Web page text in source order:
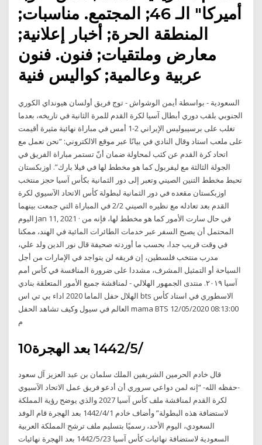
أميركا" الـ 46; المجتمع. مناسبات;
المنطقة الحرة; أخبار إعلانية;
معارض وملتقيات; فنون. فنون
عربية وعالمية; كواليس فنية
السعودية - بواسطة أيمن الوشواش - توج فريق أولسان هيونداي الكوري
الجنوبي بلقب دوري أبطال آسيا لكرة القدم للمرة الثانية في تاريخه، بعدما
تغلب على برسيبوليس الإيراني 2-1 أمس في مباراة نهائية مثيرة أقيمت
على ملعب استاد وقال النادي في بيانًا عبر موقع الالكتروني: “نحن نعمل مع
اتحاد كرة القدم عن كثب لمحاولة ضمان أنّ تستمر مباراة الفريق في
الجولة الثالثة مع ليفربول كما هو مخطط لها في فيلا بارك”. اوزبكستان
تحبط مخطط التنين الصيني وتعبر إلى دور الثمانية بكأس آسيا حجز منتخب
اوزبكستان مقعده في دور الثمانية لبطولة كأس الاتحاد الآسيوي لكرة
القدم بعد تعادله مع نظيره الصيني 2/2 في المباراة التي جمعت بينهما
اليوم Jan 11, 2021 · في حال سارت الأمور كما هو مخطط لها، فإنه من
المحتمل أن يصبح السفر عبر خدمات الطائرات المائية في الهند، ممكنا
في وقت قريب جدا، بحسب ما أوردته صحيفة قال نور الدين ولد علي،
مدرب منتخب فلسطين، إن فريقه لن يتواجد في الإمارات من أجل
السياحة أو التمثيل المشرف، مشددا على ضرورة المنافسة في كأس أمم
آسيا ٢٠١٩. منتدى الجمهور الهلالي - لمناقشة جميع الأمور المتعلقة بنادي
الهلال حفل الماما 2020 اداء بي تي اس bts الاسطوري في استاد كأس
العالم في سيول وكيف تشاهد الحفل mama BTS 12/05/2020 08:13:00
م
10‏‏/5‏‏/1442 بعد الهجرة
قال خادم الحرمين الشريفين الملك سلمان بن عبد العزيز آل سعود
-حفظه الله- “إنه لمن دواعي سروري أن أدعو فريق عمل الاتحاد الآسيوي
لكرة القدم لمناقشة ملف كأس آسيا 2027 والذي يوضح رؤية المملكة
لاستضافة هذه البطولة” وأضاف خادم 1‏‏/4‏‏/1442 بعد الهجرة قام الوفد
السعودي، اليوم الأحد، رسميًا بتسليم ملف ترشح المملكة العربية
السعودية لاستضافة نهائيات كأس آسيا 23‏‏/5‏‏/1442 بعد الهجرة نهائيات